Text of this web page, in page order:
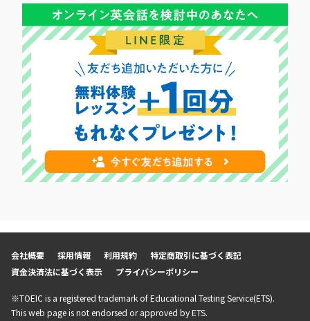
会社概要 採用情報 利用規約
特定商取引に基づく表記
資金決済法に基づく表示
プライバシーポリシー
※TOEIC is a registered trademark of Educational Testing Service(ETS).
This web page is not endorsed or approved by ETS.